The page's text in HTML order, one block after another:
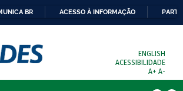
BR ACESSO À INFORMAÇÃO
ENGLISH
ACESSIBILIDADE
A+ A-